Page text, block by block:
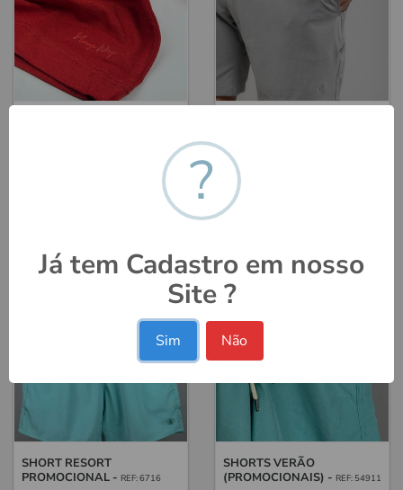
Opções com ótimo custo-
NA PROMOÇÃO, POIS
NÃO VIRÁ REPOSIÇÃO! ...
--
SHORT RESORT
PROMOCIONAL - REF: 6716
SHORTS VERÃO
(PROMOCIONAIS) - REF: 54911
?
Já tem Cadastro em nosso
Site ?
Sim Não